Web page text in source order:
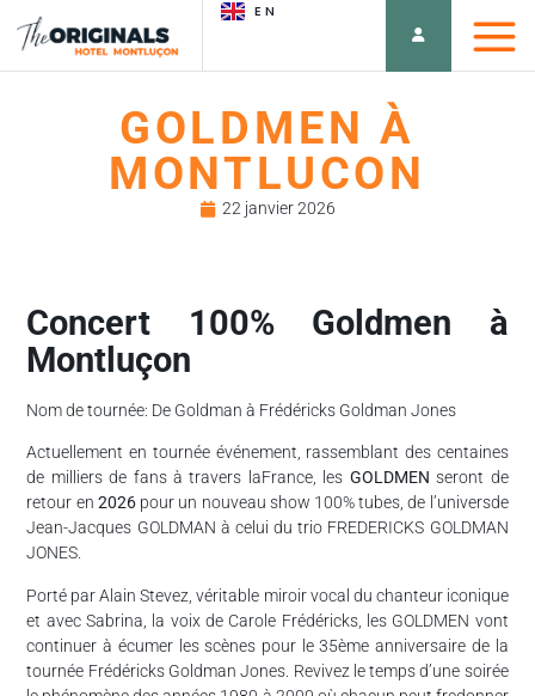
EN
GOLDMEN À
MONTLUCON
22 janvier 2026
Concert 100% Goldmen à
Montluçon
Nom de tournée: De Goldman à Frédéricks Goldman Jones
Actuellement en tournée événement, rassemblant des centaines
de milliers de fans à travers laFrance, les GOLDMEN seront de
retour en 2026pour un nouveau show 100% tubes, de l’universde
Jean-Jacques GOLDMAN à celui du trio FREDERICKS GOLDMAN
JONES.
Porté par Alain Stevez, véritable miroir vocal du chanteur iconique
et avec Sabrina, la voix de Carole Frédéricks, les GOLDMEN vont
continuer à écumer les scènes pour le 35ème anniversaire de la
tournée Frédéricks Goldman Jones. Revivez le temps d’une soirée